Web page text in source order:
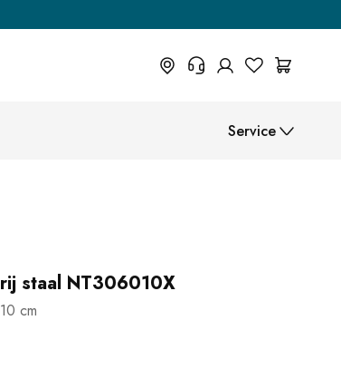
Service
staal NT306010X
cm